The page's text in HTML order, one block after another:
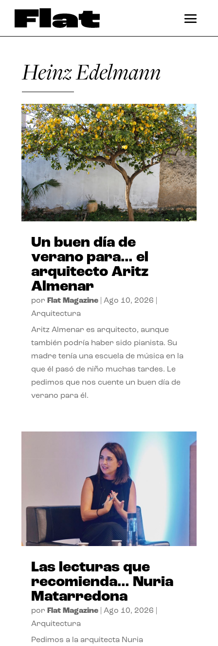
Heinz Edelmann
Un buen día de
verano para… el
arquitecto Aritz
Almenar
por Flat Magazine| Ago 10, 2026
Arquitectura
Aritz Almenar es arquitecto, aunque
también podría haber sido pianista. Su
madre tenía una escuela de música en la
que él pasó de niño muchas tardes. Le
pedimos que nos cuente un buen día de
verano para él.
Las lecturas que
recomienda… Nuria
Matarredona
por Flat Magazine| Ago 10, 2026
Arquitectura
Pedimos a la arquitecta Nuria